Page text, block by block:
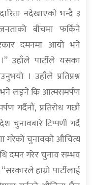
नदेखाएको भन्दै ३
बीचमा फर्किने
दमनमा आयो भने
उहाँले पार्टीले यसका
। उहाँले प्रतिप्रश्न
भने लड्ने कि आत्मसमर्पण
गर्दैनौं, प्रतिरोध गछौं
चुनावबारे टिप्पणी गर्दै
गरेको चुनावको औचित्य
दमन गरेर चुनाव सम्भव
हाम्रो पार्टीलाई